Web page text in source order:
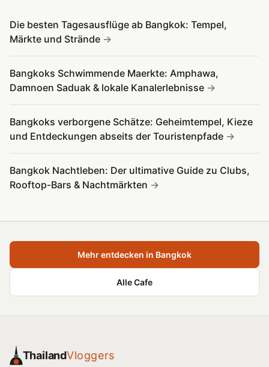
Die besten Tagesausflüge ab Bangkok: Tempel,
Märkte und Strände
Bangkoks Schwimmende Maerkte: Amphawa,
Damnoen Saduak & lokale Kanalerlebnisse
Bangkoks verborgene Schätze: Geheimtempel, Kieze
und Entdeckungen abseits der Touristenpfade
Bangkok Nachtleben: Der ultimative Guide zu Clubs,
Rooftop-Bars & Nachtmärkten
Mehr entdecken in Bangkok
Alle Cafe
ThailandVloggers